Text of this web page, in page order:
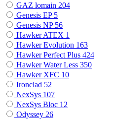
GAZ lomain 204
Genesis EP 5
Genesis NP 56
Hawker ATEX 1
Hawker Evolution 163
Hawker Perfect Plus 424
Hawker Water Less 350
Hawker XFC 10
Ironclad 52
NexSys 107
NexSys Bloc 12
Odyssey 26